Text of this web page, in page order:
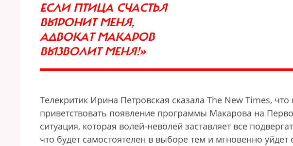
ЕСЛИ ПТИЦА СЧАСТЬЯ
ВЫРОНИТ МЕНЯ,
АДВОКАТ МАКАРОВ
ВЫЗВОЛИТ МЕНЯ!»
Телекритик Ирина Петровская сказала The New Times,
приветствовать появление программы Макарова на
ситуация, которая волей-неволей заставляет все
что будет самостоятелен в выборе тем и мгновенно уйдет